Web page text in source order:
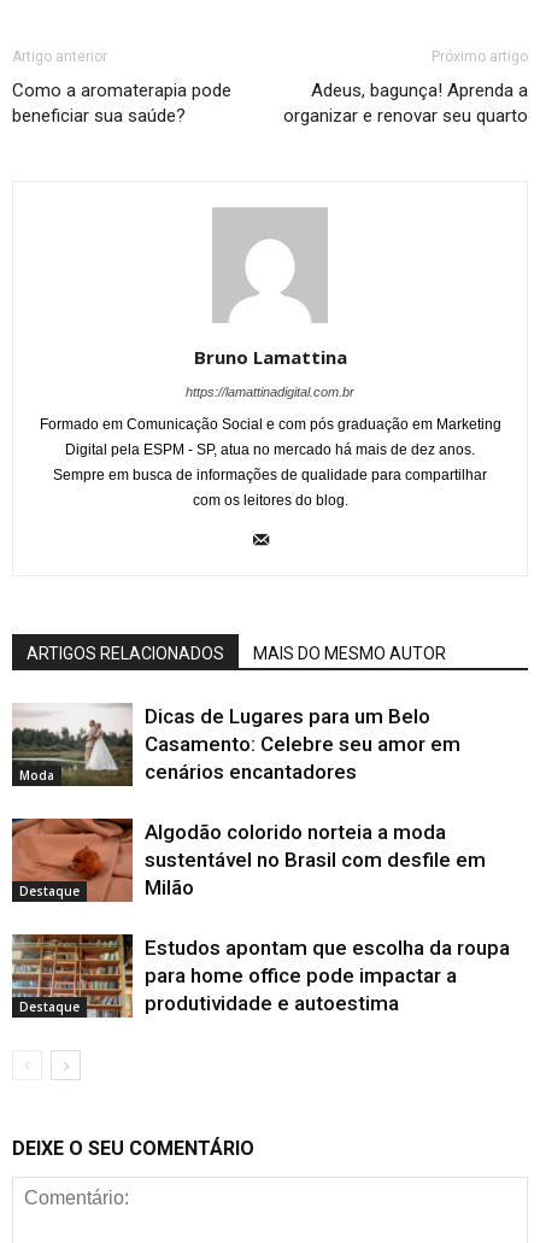
Artigo anterior
Como a aromaterapia pode
beneficiar sua saúde?
Próximo artigo
Adeus, bagunça! Aprenda a
organizar e renovar seu quarto
Bruno Lamattina
https://lamattinadigital.com.br
Formado em Comunicação Social e com pós graduação em Marketing
Digital pela ESPM - SP, atua no mercado há mais de dez anos.
Sempre em busca de informações de qualidade para compartilhar
com os leitores do blog.
ARTIGOS RELACIONADOS MAIS DO MESMO AUTOR
Moda
Dicas de Lugares para um Belo
Casamento: Celebre seu amor em
cenários encantadores
Destaque
Algodão colorido norteia a moda
sustentável no Brasil com desfile em
Milão
Destaque
Estudos apontam que escolha da roupa
para home office pode impactar a
produtividade e autoestima
DEIXE O SEU COMENTÁRIO